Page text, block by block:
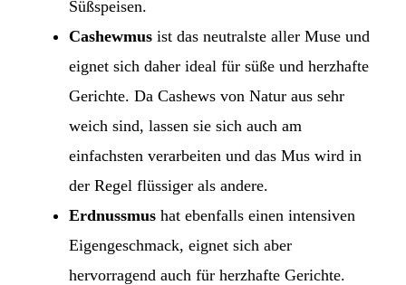
Süßspeisen.
Cashewmusist das neutralste aller Muse und
eignet sich daher ideal für süße und herzhafte
Gerichte. Da Cashews von Natur aus sehr
weich sind, lassen sie sich auch am
einfachsten verarbeiten und das Mus wird in
der Regel flüssiger als andere.
Erdnussmushat ebenfalls einen intensiven
Eigengeschmack, eignet sich aber
hervorragend auch für herzhafte Gerichte.